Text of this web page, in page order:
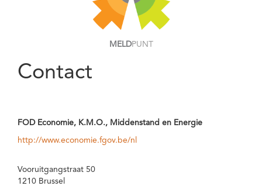
MELDPUNT
Contact
FOD Economie, K.M.O., Middenstand en Energie
http://www.economie.fgov.be/nl
Vooruitgangstraat 50
1210 Brussel